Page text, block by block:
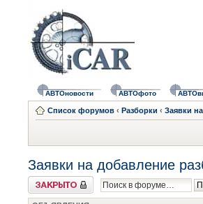
АВТОновости АВТОфото
Список форумов ‹ Разборки ‹ Заявки
Заявки на добавление
Форум закрыт